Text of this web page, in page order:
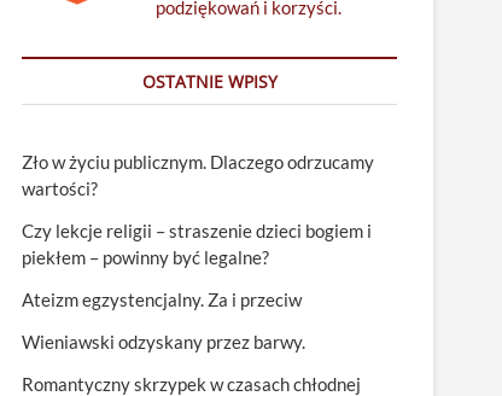
podziękowań i korzyści.
OSTATNIE WPISY
Zło w życiu publicznym. Dlaczego odrzucamy
wartości?
Czy lekcje religii – straszenie dzieci bogiem i
piekłem – powinny być legalne?
Ateizm egzystencjalny. Za i przeciw
Wieniawski odzyskany przez barwy.
Romantyczny skrzypek w czasach chłodnej